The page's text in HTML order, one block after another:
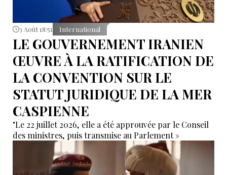
3 Août 18:51 International
LE GOUVERNEMENT IRANIEN
ŒUVRE À LA RATIFICATION DE
LA CONVENTION SUR LE
STATUT JURIDIQUE DE LA MER
CASPIENNE
"Le 22 juillet 2026, elle a été approuvée par le Conseil
des ministres, puis transmise au Parlement »